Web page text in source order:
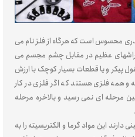
محسوس است که هرگاه از فلز نام می
عظیم در مقابل چشم مجسم می
پیکر و یا قطعات بسیار کوچک با ارزش
و همه فلزی هستند که اگر فلزی در کار
مرحله ای نمی رسید و بالاخره مرحله
این مواد گرما و الکتریسیته را به